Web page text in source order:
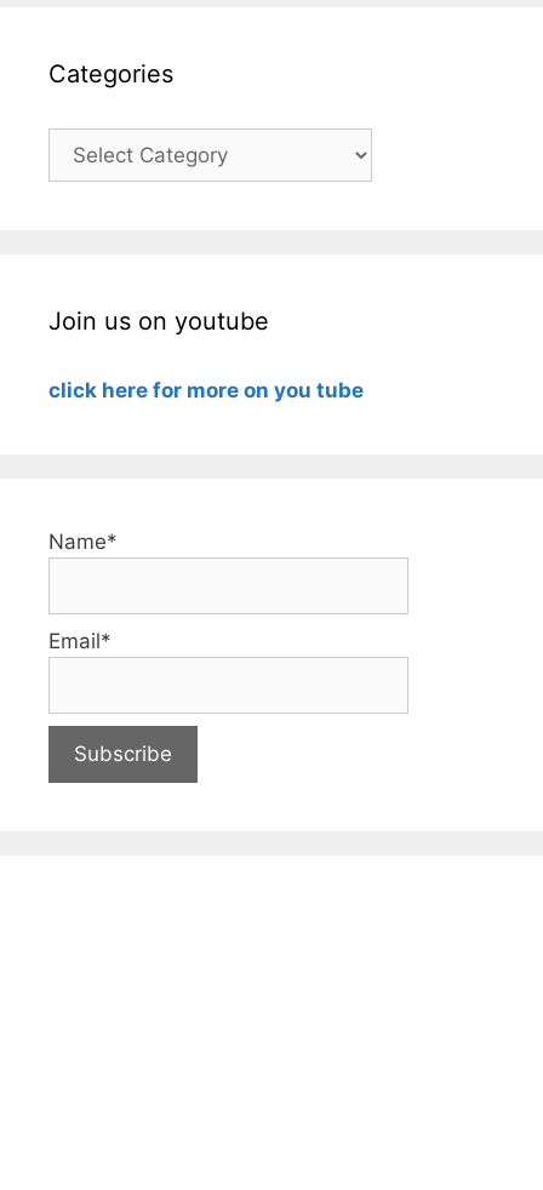
Categories
Categories
Join us on youtube
click here for more on you tube
Name*
Email*